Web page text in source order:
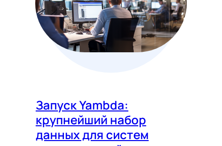
Запуск Yambda:
крупнейший набор
данных для систем